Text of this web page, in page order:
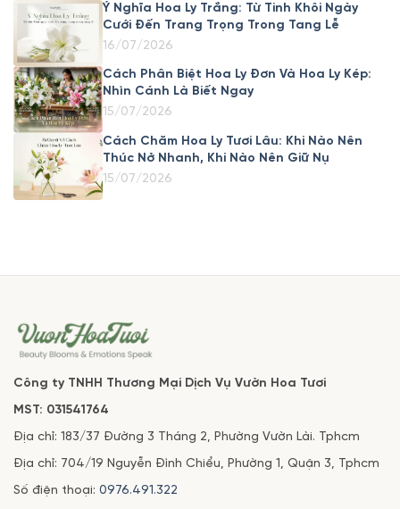
Ý Nghĩa Hoa Ly Trắng: Từ Tinh Khôi Ngày
Cưới Đến Trang Trọng Trong Tang Lễ
16/07/2026
Cách Phân Biệt Hoa Ly Đơn Và Hoa Ly Kép:
Nhìn Cánh Là Biết Ngay
15/07/2026
Cách Chăm Hoa Ly Tươi Lâu: Khi Nào Nên
Thúc Nở Nhanh, Khi Nào Nên Giữ Nụ
15/07/2026
Công ty TNHH Thương Mại Dịch Vụ Vườn Hoa Tươi
MST: 031541764
Địa chỉ: 183/37 Đường 3 Tháng 2, Phường Vườn Lài. Tphcm
Địa chỉ: 704/19 Nguyễn Đình Chiểu, Phường 1, Quận 3, Tphcm
Số điện thoại: 0976.491.322